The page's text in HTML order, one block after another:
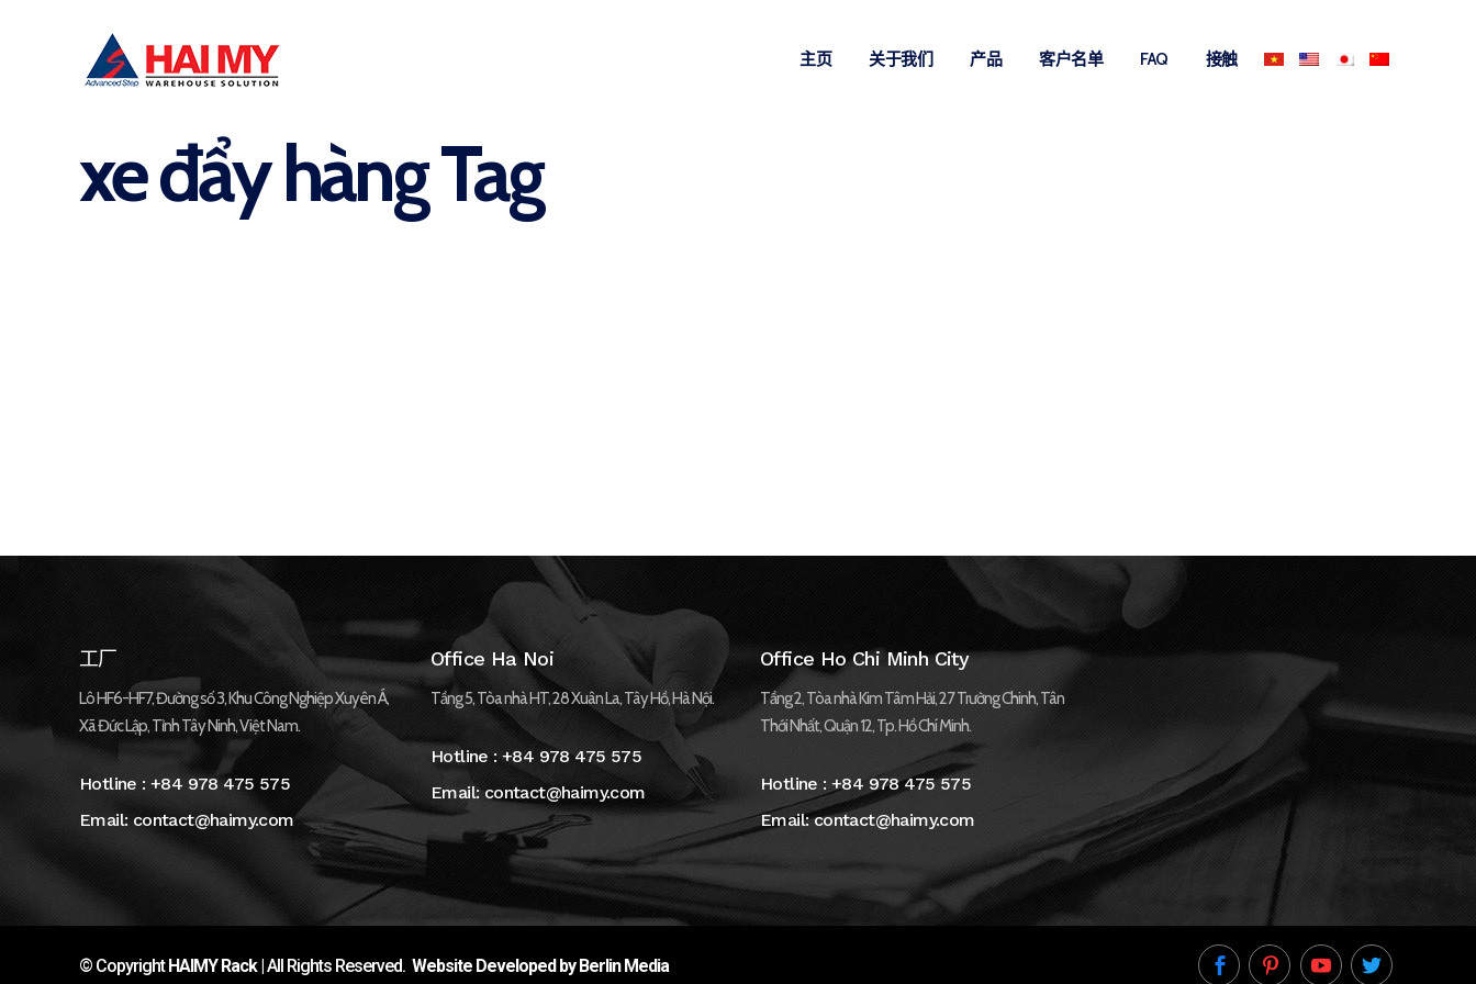
主页 关于我们 产品 客户名单 FAQ 接触
xe đẩy hàng Tag
工厂
Lô HF6-HF7, Đường số 3, Khu Công Nghiệp Xuyên Á,
Xã Đức Lập, Tỉnh Tây Ninh, Việt Nam.
Hotline :+84 978 475 575
Email:contact@haimy.com
Office Ha Noi
Tầng 5, Tòa nhà HT, 28 Xuân La, Tây Hồ, Hà Nội.
Hotline :+84 978 475 575
Email:contact@haimy.com
Office Ho Chi Minh City
Tầng 2, Tòa nhà Kim Tâm Hải, 27 Trường Chinh, Tân
Thới Nhất, Quận 12, Tp. Hồ Chí Minh.
Hotline :+84 978 475 575
Email:contact@haimy.com
© CopyrightHAIMY Rack| All Rights Reserved. Website Developed by Berlin Media